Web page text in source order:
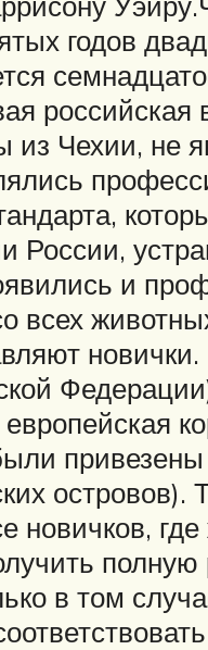
годов
из Чехии, не
России,
и
всех
полную
в том